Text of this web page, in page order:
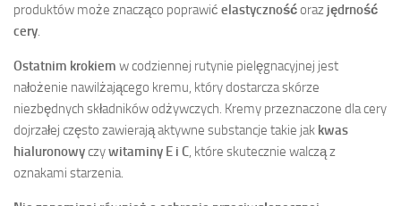
produktów może znacząco poprawić elastycznośćoraz jędrność
cery.
Ostatnim krokiem w codziennej rutynie pielęgnacyjnej jest
nałożenie nawilżającego kremu, który dostarcza skórze
niezbędnych składników odżywczych. Kremy przeznaczone dla cery
dojrzałej często zawierają aktywne substancje takie jak kwas
hialuronowyczywitaminy E i C, które skutecznie walczą z
oznakami starzenia.